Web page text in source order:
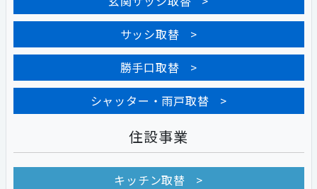
サッシ取替
勝手口取替
シャッター・雨戸取替
住設事業
キッチン取替